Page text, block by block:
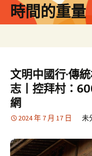
時間的重量
文明中國行·傳
志丨控拜村：
網
2024 年 7 月 17 日 未